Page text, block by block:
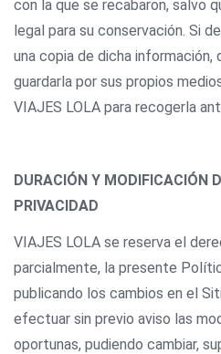
con la que se recabaron, salvo
legal para su conservación. Si
una copia de dicha información,
guardarla por sus propios
VIAJES LOLA para recogerla
DURACIÓN Y MODIFICACIÓN
PRIVACIDAD
VIAJES LOLA se reserva el
parcialmente, la presente
publicando los cambios en el
efectuar sin previo aviso las
oportunas, pudiendo cambiar,